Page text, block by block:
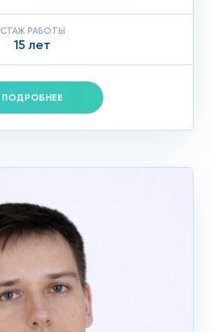
СТАЖ РАБОТЫ
15 лет
ПОДРОБНЕЕ